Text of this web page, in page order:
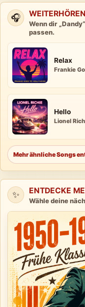
🎧 WEITERHÖREN
Wenn dir
passen.
Relax
Frankie
Hello
Lionel
Mehr ähnliche Songs
✨ ENTDECKE
Wähle deine